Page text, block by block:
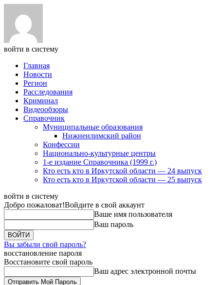
войти в систему
Главная
Новости
Регион
Расследования
Криминал
Видеообзоры
Справочник
Муниципальные образования
Нижнеилимский район
Конфессии
Национально-культурные центры
1-е издание Справочника (1999 г.)
Кто есть кто в Иркутской области — 24 выпуск
Кто есть кто в Иркутской области — 25 выпуск
войти в систему
Добро пожаловат!Войдите в свой аккаунт
Ваше имя пользователя
Ваш пароль
Вы забыли свой пароль?
восстановление пароля
Восстановите свой пароль
Ваш адрес электронной почты